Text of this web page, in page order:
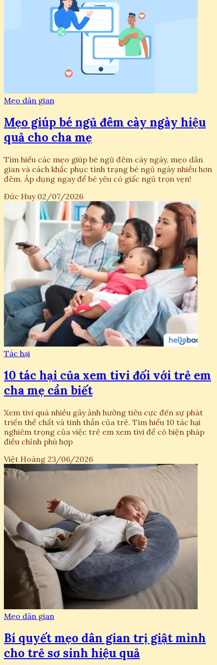
Mẹo dân gian
Mẹo giúp bé ngủ đêm cày ngày hiệu
quả cho cha mẹ
Tìm hiểu các mẹo giúp bé ngủ đêm cày ngày, mẹo dân
gian và cách khắc phục tình trạng bé ngủ ngày nhiều hơn
đêm. Áp dụng ngay để bé yêu có giấc ngủ trọn vẹn!
Đức Huy 02/07/2026
Tác hại
10 tác hại của xem tivi đối với trẻ em
cha mẹ cần biết
Xem tivi quá nhiều gây ảnh hưởng tiêu cực đến sự phát
triển thể chất và tinh thần của trẻ. Tìm hiểu 10 tác hại
nghiêm trọng của việc trẻ em xem tivi để có biện pháp
điều chỉnh phù hợp
Việt Hoàng 23/06/2026
Mẹo dân gian
Bí quyết mẹo dân gian trị giật mình
cho trẻ sơ sinh hiệu quả